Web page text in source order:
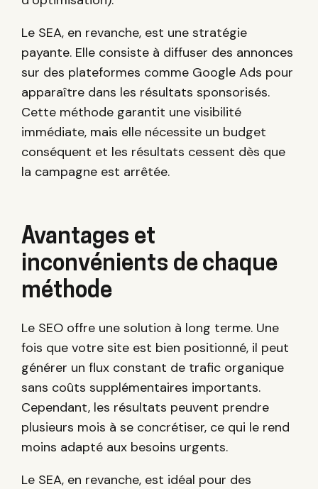
Le SEA, en revanche, est une stratégie
payante. Elle consiste à diffuser des annonces
sur des plateformes comme Google Ads pour
apparaître dans les résultats sponsorisés.
Cette méthode garantit une visibilité
immédiate, mais elle nécessite un budget
conséquent et les résultats cessent dès que
la campagne est arrêtée.
Avantages et
inconvénients de chaque
méthode
Le SEO offre une solution à long terme. Une
fois que votre site est bien positionné, il peut
générer un flux constant de trafic organique
sans coûts supplémentaires importants.
Cependant, les résultats peuvent prendre
plusieurs mois à se concrétiser, ce qui le rend
moins adapté aux besoins urgents.
Le SEA, en revanche, est idéal pour des